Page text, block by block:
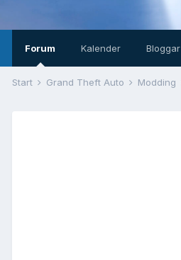
Forum Kalender Bloggar
Start Grand Theft Auto Modding